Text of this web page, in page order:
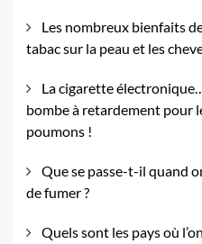
Les nombreux bienfaits
tabac sur la peau et les
La cigarette
bombe à retardement pour
poumons !
Que se passe-t-il quand
de fumer ?
Quels sont les pays où